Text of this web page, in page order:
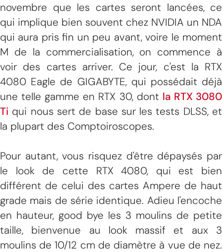
novembre que les cartes seront lancées, ce
qui implique bien souvent chez NVIDIA un NDA
qui aura pris fin un peu avant, voire le moment
M de la commercialisation, on commence à
voir des cartes arriver. Ce jour, c'est la RTX
4080 Eagle de GIGABYTE, qui possédait déjà
une telle gamme en RTX 30, dont la RTX 3080
Ti qui nous sert de base sur les tests DLSS, et
la plupart des Comptoiroscopes.
Pour autant, vous risquez d'être dépaysés par
le look de cette RTX 4080, qui est bien
différent de celui des cartes Ampere de haut
grade mais de série identique. Adieu l'encoche
en hauteur, good bye les 3 moulins de petite
taille, bienvenue au look massif et aux 3
moulins de 10/12 cm de diamètre à vue de nez.